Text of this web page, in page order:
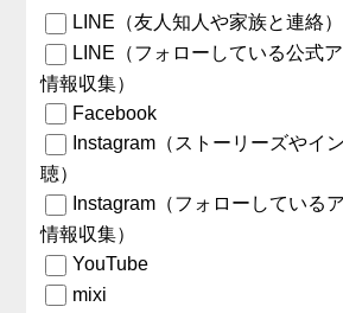
LINE（友人知人や家族と連絡）
LINE（フォローしている公式
情報収集）
Facebook
Instagram（ストーリーズやイ
聴）
Instagram（フォローしている
情報収集）
YouTube
mixi